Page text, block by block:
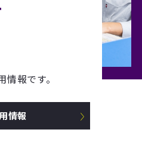
情報です。
情報